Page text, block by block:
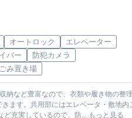
オートロック
エレベーター
バー
防犯カメラ
み置き場
納など豊富なので、衣類や履き物の整
ます。共用部にはエレベータ・敷地内
ど充実しているので、防... もっと見る